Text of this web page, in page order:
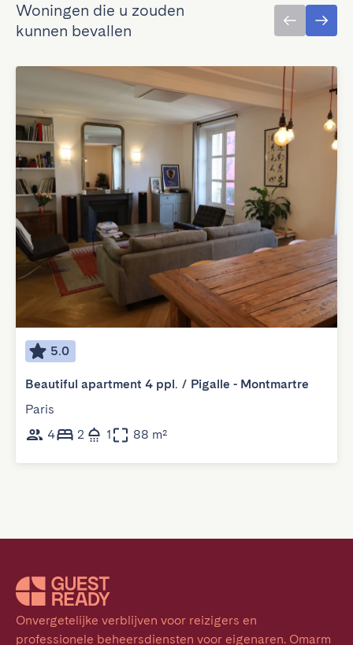
Woningen die u zouden
kunnen bevallen
5.0
Beautiful apartment 4 ppl. / Pigalle - Montmartre
Paris
4
2 1 88 m²
Onvergetelijke verblijven voor reizigers en
professionele beheersdiensten voor eigenaren. Omarm